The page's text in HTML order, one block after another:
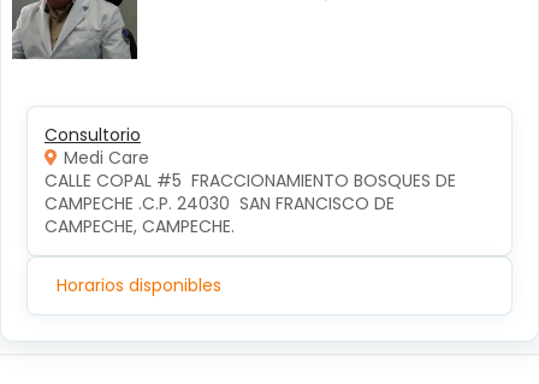
Consultorio
Medi Care
CALLE COPAL #5  FRACCIONAMIENTO BOSQUES DE
CAMPECHE .C.P. 24030  SAN FRANCISCO DE
CAMPECHE, CAMPECHE.
Horarios disponibles